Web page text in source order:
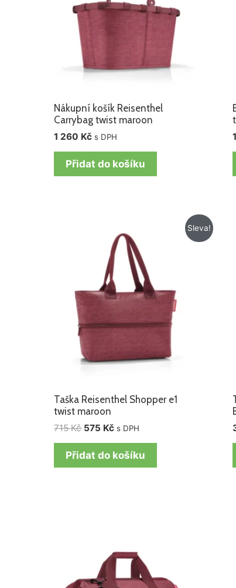
Nákupní košík Reisenthel
Carrybag twist maroon
1 260 Kč s DPH
Přidat do košíku
Sleva!
Taška Reisenthel Shopper e1
twist maroon
715Kč
715 Kč.
575 Kč
cena
je:
575 Kč.
s DPH
Přidat do košíku